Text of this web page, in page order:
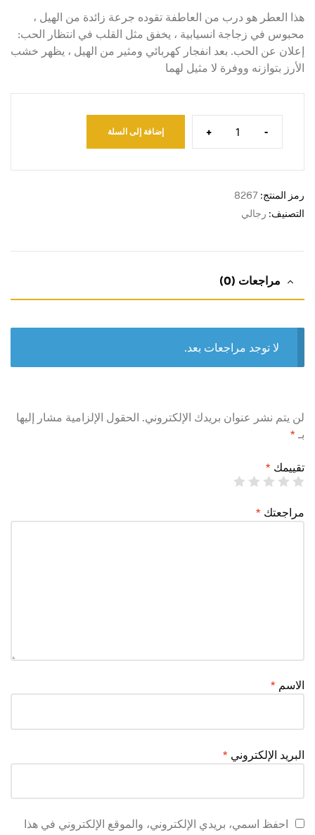
هذا العطر هو درب من العاطفة تقوده جرعة زائدة من الهيل ،
محبوس في زجاجة انسيابية ، يخفق مثل القلب في انتظار الحب:
إعلان عن الحب. بعد انفجار كهربائي ومثير من الهيل ، يظهر خشب
الأرز بتوازنه ووفرة لا مثيل لهما
-
+ إضافة إلى السلة
رمز المنتج: 8267
التصنيف: رجالي
مراجعات (0)
لا توجد مراجعات بعد.
لن يتم نشر عنوان بريدك الإلكتروني. الحقول الإلزامية مشار إليها
بـ *
تقييمك *
مراجعتك *
الاسم *
البريد الإلكتروني *
احفظ اسمي، بريدي الإلكتروني، والموقع الإلكتروني في هذا